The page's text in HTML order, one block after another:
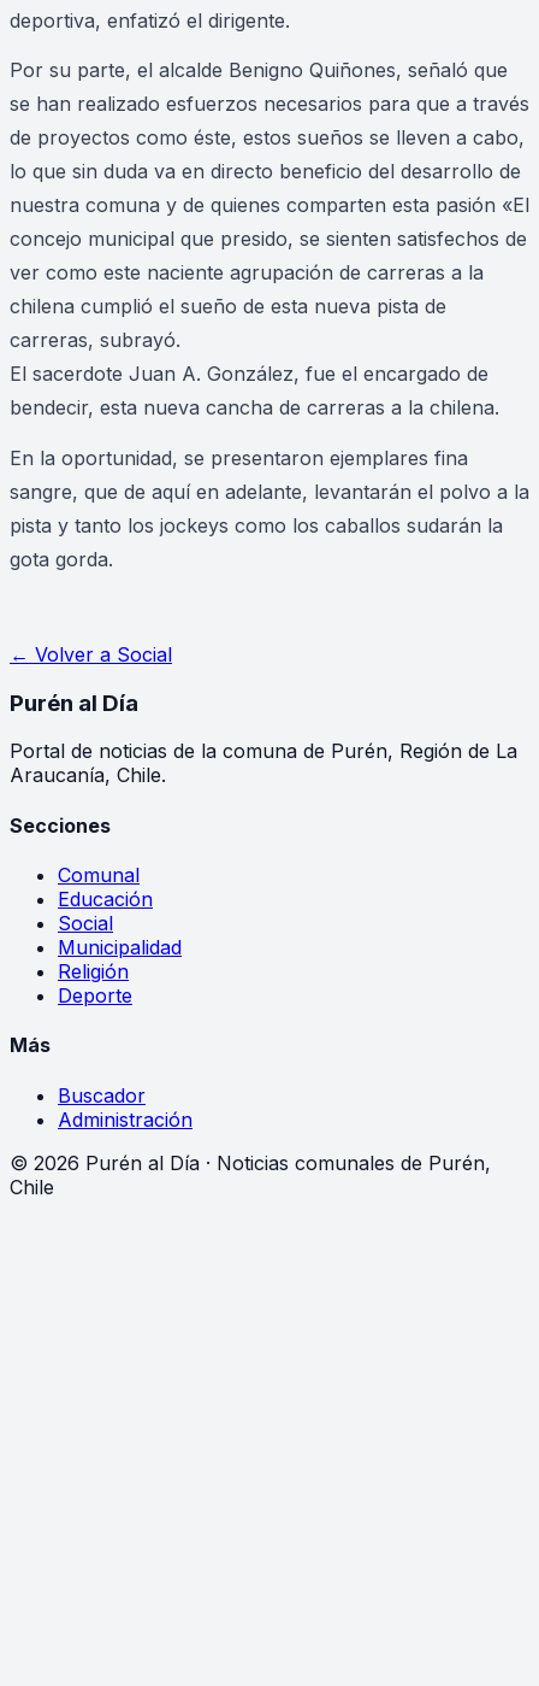
deportiva, enfatizó el dirigente.
Por su parte, el alcalde Benigno Quiñones, señaló que
se han realizado esfuerzos necesarios para que a través
de proyectos como éste, estos sueños se lleven a cabo,
lo que sin duda va en directo beneficio del desarrollo de
nuestra comuna y de quienes comparten esta pasión «El
concejo municipal que presido, se sienten satisfechos de
ver como este naciente agrupación de carreras a la
chilena cumplió el sueño de esta nueva pista de
carreras, subrayó.
El sacerdote Juan A. González, fue el encargado de
bendecir, esta nueva cancha de carreras a la chilena.
En la oportunidad, se presentaron ejemplares fina
sangre, que de aquí en adelante, levantarán el polvo a la
pista y tanto los jockeys como los caballos sudarán la
gota gorda.
← Volver a Social
Purén al Día
Portal de noticias de la comuna de Purén, Región de La
Araucanía, Chile.
Secciones
Comunal
Educación
Social
Municipalidad
Religión
Deporte
Más
Buscador
Administración
© 2026 Purén al Día · Noticias comunales de Purén,
Chile